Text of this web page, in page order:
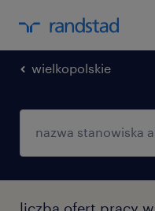
wielkopolskie